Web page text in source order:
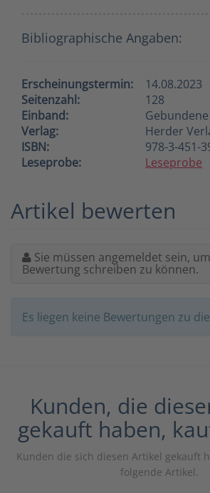
Bibliographische Angaben:
Erscheinungstermin:
14.08.2023
Seitenzahl:
128
Einband:
Verlag:
Herder
ISBN:
978-3-451-
Leseprobe:
Leseprobe
Artikel bewerten
Sie müssen angemeldet sein,
Bewertung schreiben zu können.
Es liegen keine Bewertungen zu
Kunden, die
gekauft haben,
Kunden die sich diesen Artikel gekauft
folgende Artikel.